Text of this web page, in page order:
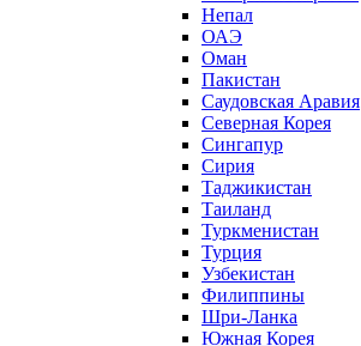
Непал
ОАЭ
Оман
Пакистан
Саудовская Аравия
Северная Корея
Сингапур
Сирия
Таджикистан
Таиланд
Туркменистан
Турция
Узбекистан
Филиппины
Шри-Ланка
Южная Корея